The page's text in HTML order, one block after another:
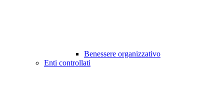
Benessere organizzativo
Enti controllati